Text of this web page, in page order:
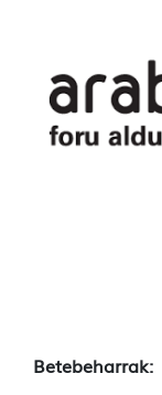
Betebeharrak: